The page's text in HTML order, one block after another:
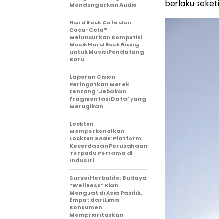
berlaku
Mendengarkan Audio
Hard Rock Cafe dan
Coca-Cola®
Meluncurkan Kompetisi
Musik Hard Rock Rising
untuk Musisi Pendatang
Baru
Laporan Cision
Peringatkan Merek
tentang ‘Jebakan
Fragmentasi Data’ yang
Merugikan
Lockton
Memperkenalkan
Lockton SAGE: Platform
Kecerdasan Perusahaan
Terpadu Pertama di
Industri
Survei Herbalife: Budaya
“Wellness” Kian
Menguat di Asia Pasifik,
Empat dari Lima
Konsumen
Memprioritaskan